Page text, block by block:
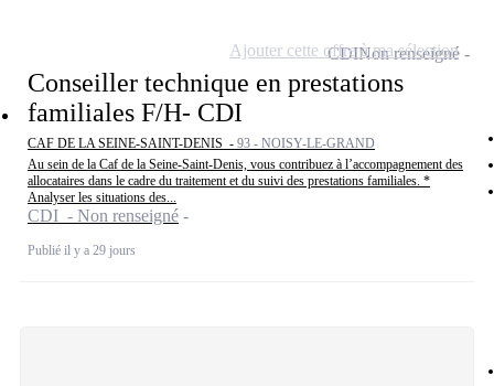
Conseiller technique en prestations
familiales F/H- CDI
CAF DE LA SEINE-SAINT-DENIS - 93 - NOISY-LE-GRAND
Au sein de la Caf de la Seine-Saint-Denis, vous contribuez à l’accompagnement des
allocataires dans le cadre du traitement et du suivi des prestations familiales. *
Analyser les situations des...
CDI - Non renseigné
Publié il y a 29 jours
CDINon renseigné
Ajouter cette offre à ma sélection